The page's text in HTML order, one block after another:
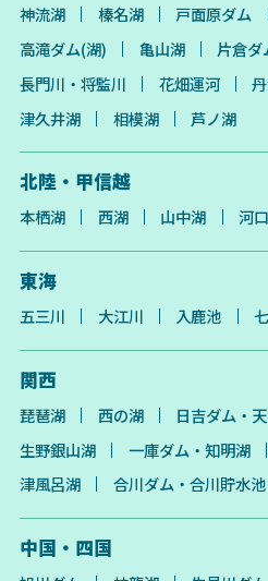
神流湖
榛名湖 戸面原ダム
高滝ダム(湖)
亀山湖 片倉ダ
長門川・将監川
花畑運河
津久井湖
相模湖 芦ノ湖
北陸・甲信越
本栖湖 西湖 山中湖 河
東海
五三川 大江川 入鹿池
関西
琵琶湖 西の湖 日吉ダム・
生野銀山湖
一庫ダム・知明湖
津風呂湖
合川ダム・合川貯水池
中国・四国